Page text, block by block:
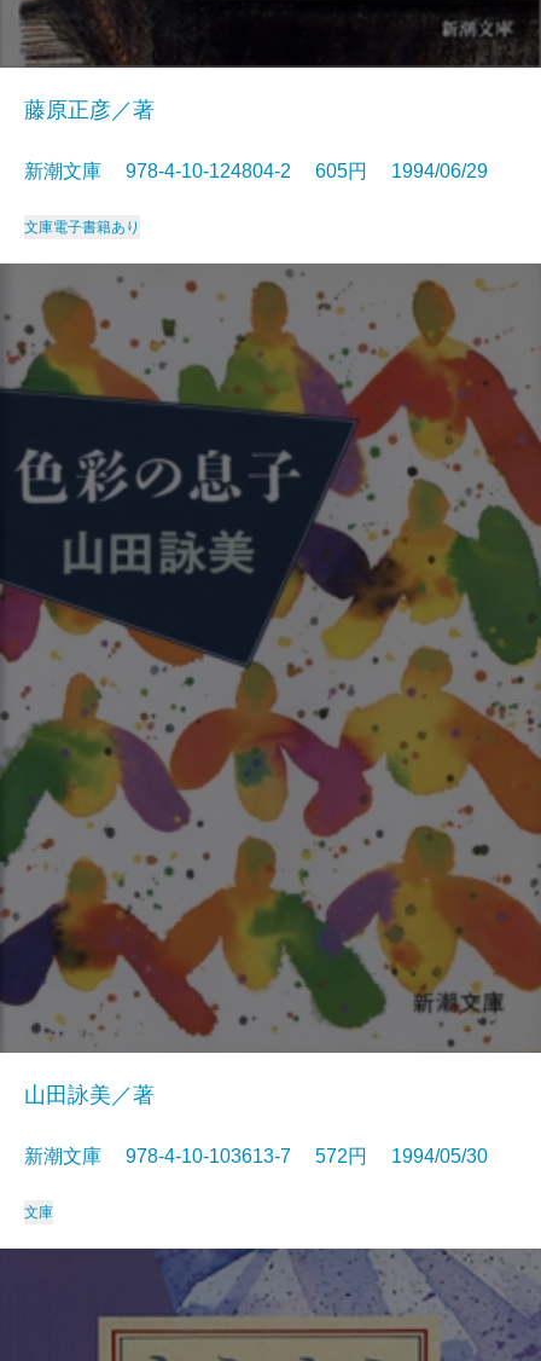
藤原正彦／著
新潮文庫 978-4-10-124804-2 605円 1994/06/29
文庫電子書籍あり
山田詠美／著
新潮文庫 978-4-10-103613-7 572円 1994/05/30
文庫